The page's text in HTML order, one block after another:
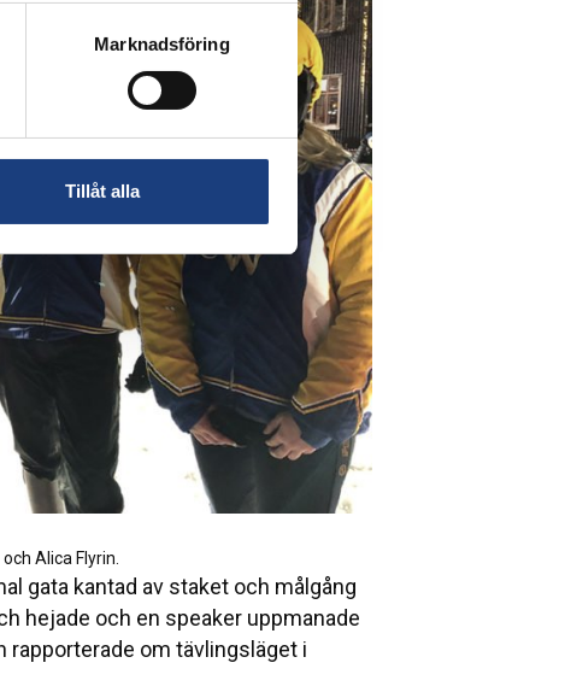
Marknadsföring
Tillåt alla
Alica Flyrin.
gata kantad av staket och målgång
hejade och en speaker uppmanade
rapporterade om tävlingsläget i